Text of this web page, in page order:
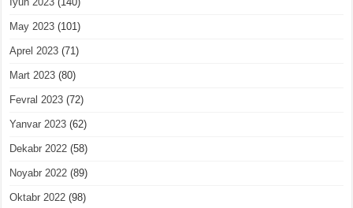
May 2023 (101)
Aprel 2023 (71)
Mart 2023 (80)
Fevral 2023 (72)
Yanvar 2023 (62)
Dekabr 2022 (58)
Noyabr 2022 (89)
Oktabr 2022 (98)